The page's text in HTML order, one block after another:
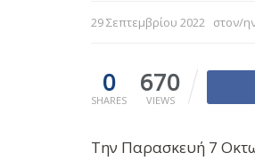
29 Σεπτεμβρίου 2022 στον/
0
SHARES
670
VIEWS
Την Παρασκευή 7